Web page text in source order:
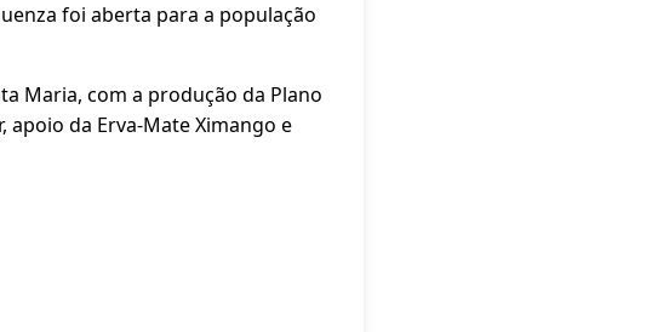
foi aberta para a população
Maria, com a produção da Plano
da Erva-Mate Ximango e